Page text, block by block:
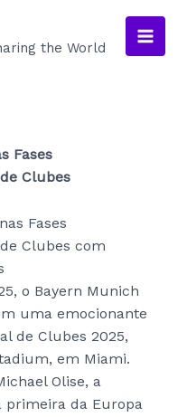
the World
Main
Fases
Clubes
o Bayern Munich
uma emocionante
de Clubes 2025,
em Miami.
Olise, a
primeira da Europa